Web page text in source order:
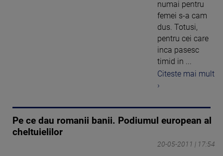
numai pentru
femei s-a cam
dus. Totusi,
pentru cei care
inca pasesc
timid in ...
Citeste mai mult
›
Pe ce dau romanii banii. Podiumul european al
cheltuielilor
20-05-2011 | 17:54